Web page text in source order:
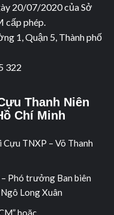
20/07/2020 của Sở
cấp phép.
1, Quận 5, Thành phố
322
Thanh Niên
Chí Minh
Cựu TNXP – Võ Thanh
Phó trưởng Ban biên
Long Xuân
hoặc